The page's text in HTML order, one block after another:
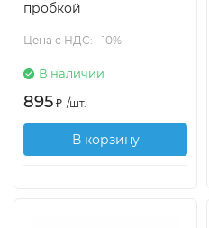
пробкой
Цена с НДС: 10%
В наличии
895 ₽ /шт.
В корзину